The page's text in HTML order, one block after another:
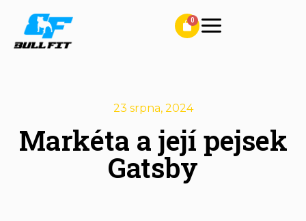
23 srpna, 2024
Markéta a její pejsek
Gatsby